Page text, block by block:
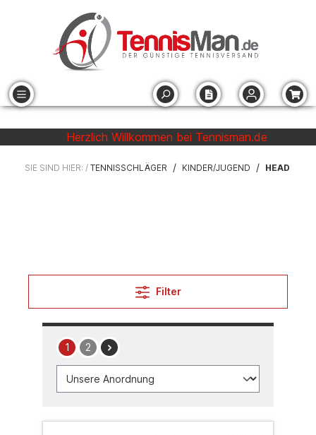
Herzlich Willkommen bei Tennisman.de
SIE SIND HIER: / TENNISSCHLÄGER / KINDER/JUGEND / HEAD
Filter
1 2